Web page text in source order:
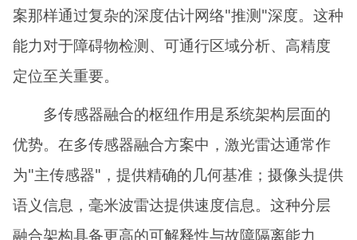
案那样通过复杂的深度估计网络"推测"深度。这种
能力对于障碍物检测、可通行区域分析、高精度
定位至关重要。
多传感器融合的枢纽作用是系统架构层面的
优势。在多传感器融合方案中，激光雷达通常作
为"主传感器"，提供精确的几何基准；摄像头提供
语义信息，毫米波雷达提供速度信息。这种分层
融合架构具备更高的可解释性与故障隔离能力